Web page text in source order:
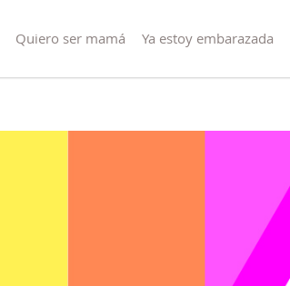
Quiero ser mamá Ya estoy embarazada